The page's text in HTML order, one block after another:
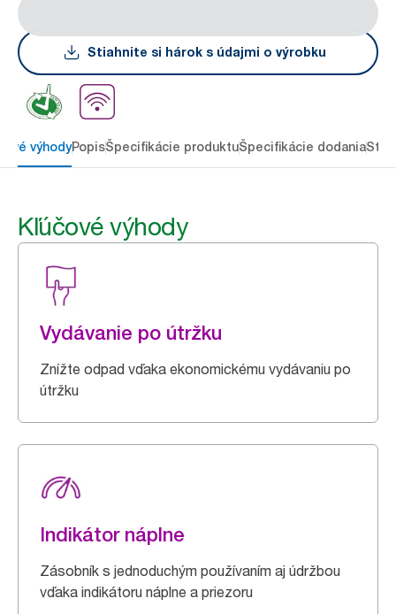
Stiahnite si hárok s údajmi o výrobku
výhodyPopisŠpecifikácie produktuŠpecifikácie dodania
Kľúčové výhody
Vydávanie po útržku
Znížte odpad vďaka ekonomickému vydávaniu po
útržku
Indikátor náplne
Zásobník s jednoduchým používaním aj údržbou
vďaka indikátoru náplne a priezoru